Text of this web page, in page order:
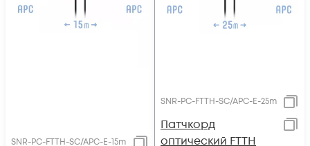
SNR-PC-FTTH-SC/APC-E-15m
SNR-PC-FTTH-SC/APC-E-25m
Патчкорд
оптический FTTH